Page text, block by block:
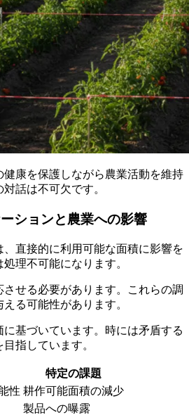
健康を保護しながら農業活動を維持
話は不可欠です。
ションと農業への影響
、直接的に利用可能な面積に影響を
理不可能になります。
せる必要があります。これらの調
る可能性があります。
基づいています。時には矛盾する
指しています。
特定の課題
性 耕作可能面積の減少
製品への曝露